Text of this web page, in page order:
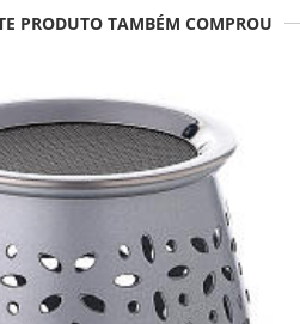
PRODUTO TAMBÉM COMPROU